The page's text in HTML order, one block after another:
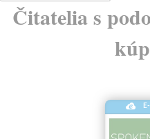
Čitatelia s